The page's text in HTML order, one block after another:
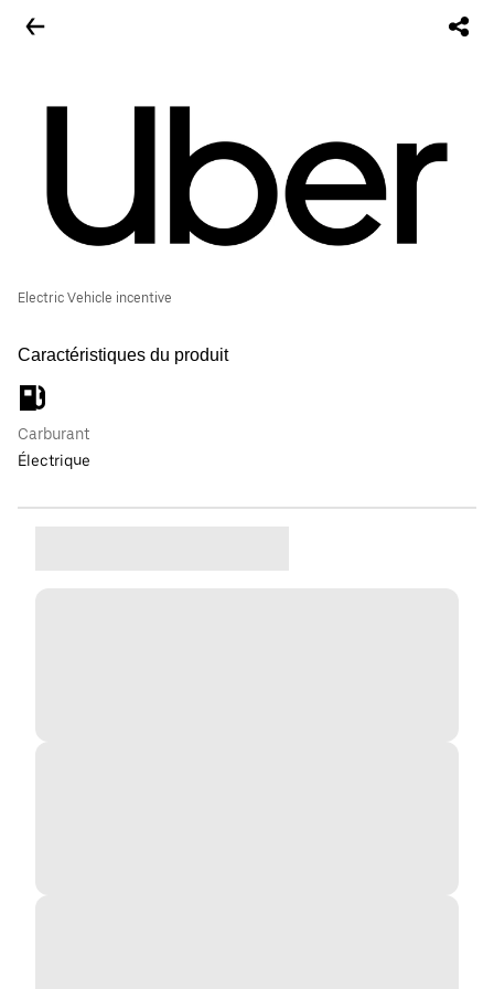
Electric Vehicle incentive
Caractéristiques du produit
Carburant
Électrique